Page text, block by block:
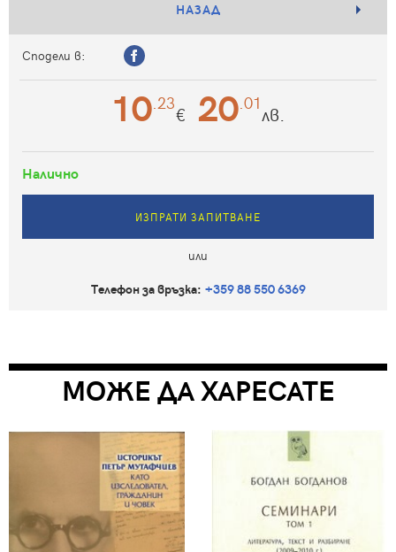
НАЗАД
Сподели в:
10 .23€ 20 .01лв.
Налично
ИЗПРАТИ ЗАПИТВАНЕ
или
Телефон за връзка: +359 88 550 6369
МОЖЕ ДА ХАРЕСАТЕ